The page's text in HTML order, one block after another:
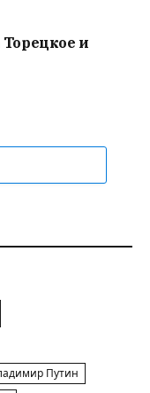
Торецкое и
Путин